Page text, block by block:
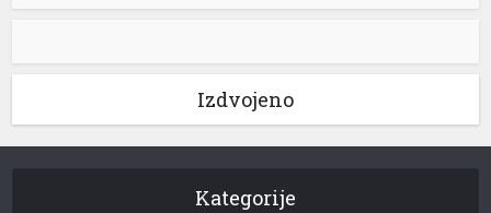
Izdvojeno
Kategorije